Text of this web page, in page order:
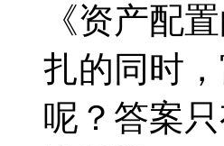
《资产配
扎的同时
呢？答案